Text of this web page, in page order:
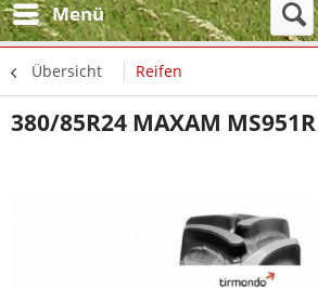
Menü
Übersicht Reifen
380/85R24 MAXAM